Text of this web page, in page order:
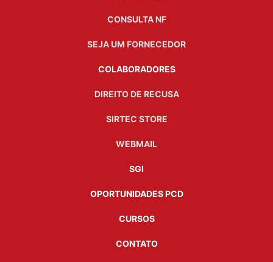
CONSULTA NF
SEJA UM FORNECEDOR
COLABORADORES
DIREITO DE RECUSA
SIRTEC STORE
WEBMAIL
SGI
OPORTUNIDADES PCD
CURSOS
CONTATO